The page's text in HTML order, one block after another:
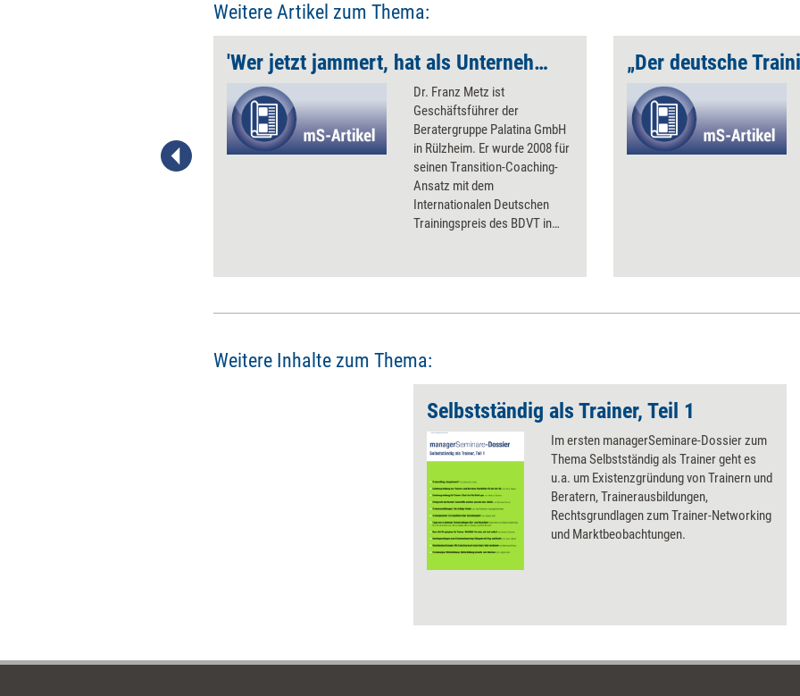
Weitere Artikel zum Thema:
'Wer jetzt jammert, hat als Unternehmer versagt'
Dr. Franz Metz ist
Geschäftsführer der
Beratergruppe Palatina GmbH
in Rülzheim. Er wurde 2008 für
seinen Transition-Coaching-
Ansatz mit dem
Internationalen Deutschen
Trainingspreis des BDVT in
Weitere Inhalte zum Thema:
Selbstständig als Trainer, Teil 1
Im ersten managerSeminare-Dossier zum
Thema Selbstständig als Trainer geht es
u.a. um Existenzgründung von Trainern und
Beratern, Trainerausbildungen,
Rechtsgrundlagen zum Trainer-Networking
und Marktbeobachtungen.